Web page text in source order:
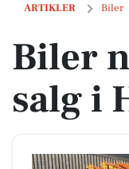
ARTIKLER Biler
Biler netop sat til
Biler
salg i